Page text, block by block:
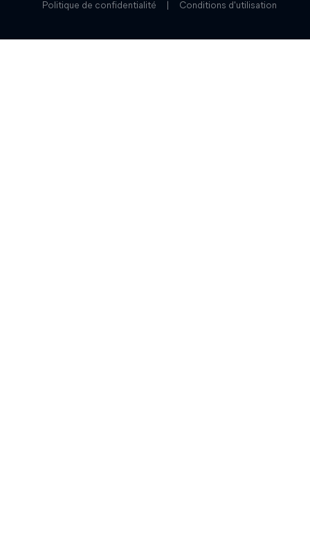
Politique de confidentialité
Conditions d'utilisation